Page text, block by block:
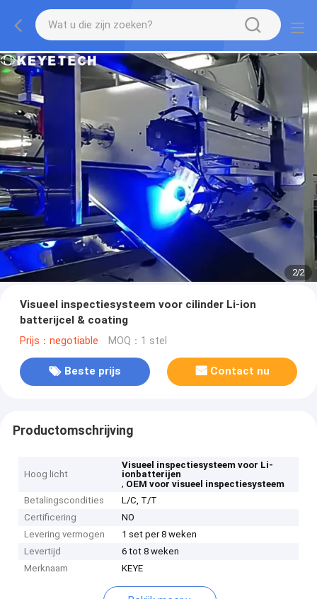
2/2
Visueel inspectiesysteem voor cilinder Li-ion
batterijcel & coating
Prijs：negotiable MOQ：1 stel
Beste prijs Contact nu
Productomschrijving
Hoog licht
Visueel inspectiesysteem voor Li-
ionbatterijen
, OEM voor visueel inspectiesysteem
Betalingscondities
L/C, T/T
Certificering
NO
Levering vermogen
1 set per 8 weken
Levertijd
6 tot 8 weken
Merknaam
KEYE